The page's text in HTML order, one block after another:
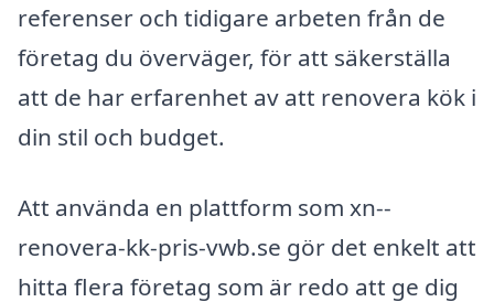
referenser och tidigare arbeten från de
företag du överväger, för att säkerställa
att de har erfarenhet av att renovera kök i
din stil och budget.
Att använda en plattform som xn--
renovera-kk-pris-vwb.se gör det enkelt att
hitta flera företag som är redo att ge dig